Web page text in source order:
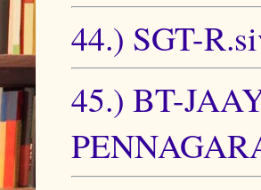
44.) SGT-
45.) BT-